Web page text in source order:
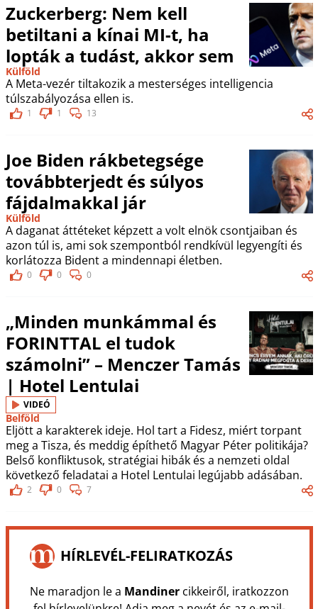
Zuckerberg: Nem kell
betiltani a kínai MI-t, ha
lopták a tudást, akkor sem
Külföld
A Meta-vezér tiltakozik a mesterséges intelligencia
túlszabályozása ellen is.
1 1 13
Joe Biden rákbetegsége
továbbterjedt és súlyos
fájdalmakkal jár
Külföld
A daganat áttéteket képzett a volt elnök csontjaiban és
azon túl is, ami sok szempontból rendkívül legyengíti és
korlátozza Bident a mindennapi életben.
0 0 0
„Minden munkámmal és
FORINTTAL el tudok
számolni” – Menczer Tamás
| Hotel Lentulai
VIDEÓ
Belföld
Eljött a karakterek ideje. Hol tart a Fidesz, miért torpant
meg a Tisza, és meddig építhető Magyar Péter politikája?
Belső konfliktusok, stratégiai hibák és a nemzeti oldal
következő feladatai a Hotel Lentulai legújabb adásában.
2 0 7
HÍRLEVÉL-FELIRATKOZÁS
Ne maradjon le a Mandinercikkeiről, iratkozzon